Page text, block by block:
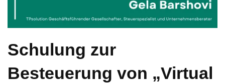
Schulung zur
Besteuerung von „Virtual